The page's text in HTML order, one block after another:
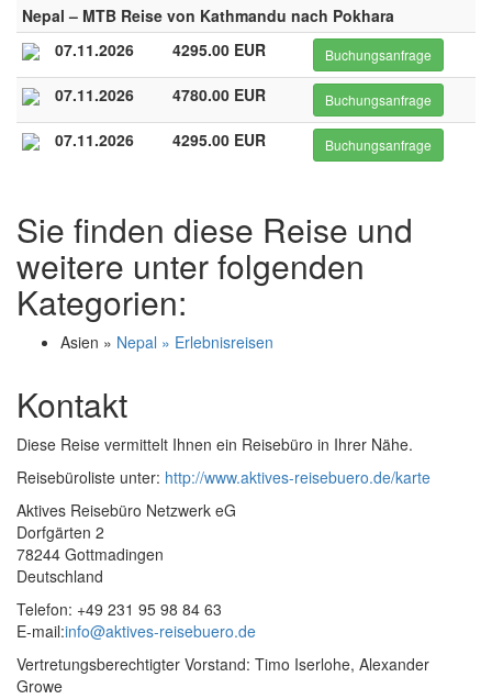
Nepal – MTB Reise von Kathmandu nach Pokhara
07.11.2026
4295.00 EUR Buchungsanfrage
07.11.2026 4780.00 EUR Buchungsanfrage
07.11.2026 4295.00 EUR Buchungsanfrage
Sie finden diese Reise und
weitere unter folgenden
Kategorien:
Asien » Nepal » Erlebnisreisen
Kontakt
Diese Reise vermittelt Ihnen ein Reisebüro in Ihrer Nähe.
Reisebüroliste unter: http://www.aktives-reisebuero.de/karte
Aktives Reisebüro Netzwerk eG
Dorfgärten 2
78244 Gottmadingen
Deutschland
Telefon: +49 231 95 98 84 63
E-mail:info@aktives-reisebuero.de
Vertretungsberechtigter Vorstand: Timo Iserlohe, Alexander
Growe